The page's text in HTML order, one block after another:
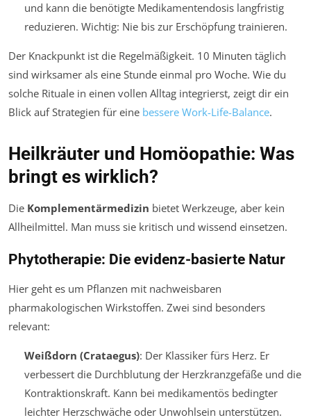
und kann die benötigte Medikamentendosis langfristig
reduzieren. Wichtig: Nie bis zur Erschöpfung trainieren.
Der Knackpunkt ist die Regelmäßigkeit. 10 Minuten täglich
sind wirksamer als eine Stunde einmal pro Woche. Wie du
solche Rituale in einen vollen Alltag integrierst, zeigt dir ein
Blick auf Strategien für eine bessere Work-Life-Balance.
Heilkräuter und Homöopathie: Was
bringt es wirklich?
Die Komplementärmedizin bietet Werkzeuge, aber kein
Allheilmittel. Man muss sie kritisch und wissend einsetzen.
Phytotherapie: Die evidenz-basierte Natur
Hier geht es um Pflanzen mit nachweisbaren
pharmakologischen Wirkstoffen. Zwei sind besonders
relevant:
Weißdorn (Crataegus): Der Klassiker fürs Herz. Er
verbessert die Durchblutung der Herzkranzgefäße und die
Kontraktionskraft. Kann bei medikamentös bedingter
leichter Herzschwäche oder Unwohlsein unterstützen.